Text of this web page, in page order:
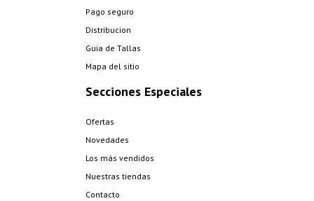
Pago seguro
Distribucion
Guia de Tallas
Mapa del sitio
Secciones Especiales
Ofertas
Novedades
Los más vendidos
Nuestras tiendas
Contacto